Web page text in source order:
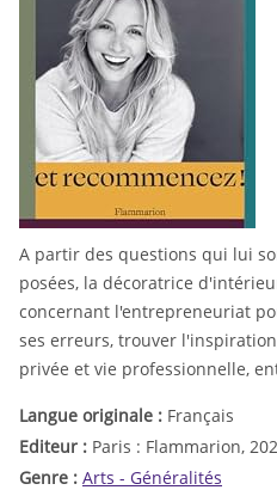
A partir des questions qui lui
posées, la décoratrice
concernant l'entrepreneuriat
ses erreurs, trouver
privée et vie professionnelle,
Langue originale : Français
Editeur : Paris : Flammarion,
Genre : Arts - Généralités